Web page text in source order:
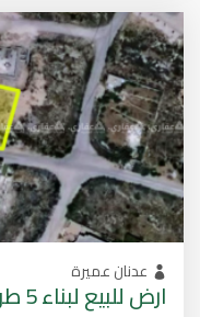
عدنان عميرة
ارض للبيع لبناء 5 طوابق في نابلس الجديدة